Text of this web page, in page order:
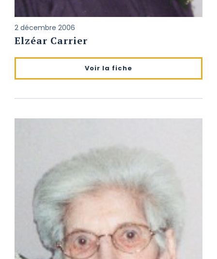
2 décembre 2006
Elzéar Carrier
Voir la fiche